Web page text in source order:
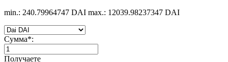
min.: 240.79964747 DAI max.: 12039.98237347 DAI
Сумма*:
Получаете